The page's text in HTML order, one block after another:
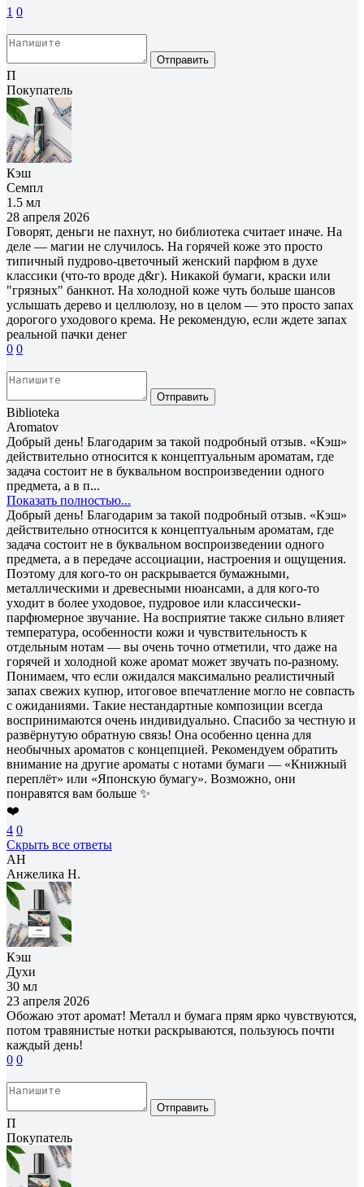
1 0
Отправить
П
Покупатель
Кэш
Семпл
1.5 мл
28 апреля 2026
Говорят, деньги не пахнут, но библиотека считает иначе. На
деле — магии не случилось. На горячей коже это просто
типичный пудрово-цветочный женский парфюм в духе
классики (что-то вроде д&г). Никакой бумаги, краски или
"грязных" банкнот. На холодной коже чуть больше шансов
услышать дерево и целлюлозу, но в целом — это просто запах
дорогого уходового крема. Не рекомендую, если ждете запах
реальной пачки денег
0 0
Отправить
Biblioteka
Aromatov
Добрый день! Благодарим за такой подробный отзыв. «Кэш»
действительно относится к концептуальным ароматам, где
задача состоит не в буквальном воспроизведении одного
предмета, а в п...
Показать полностью...
Добрый день! Благодарим за такой подробный отзыв. «Кэш»
действительно относится к концептуальным ароматам, где
задача состоит не в буквальном воспроизведении одного
предмета, а в передаче ассоциации, настроения и ощущения.
Поэтому для кого-то он раскрывается бумажными,
металлическими и древесными нюансами, а для кого-то
уходит в более уходовое, пудровое или классически-
парфюмерное звучание. На восприятие также сильно влияет
температура, особенности кожи и чувствительность к
отдельным нотам — вы очень точно отметили, что даже на
горячей и холодной коже аромат может звучать по-разному.
Понимаем, что если ожидался максимально реалистичный
запах свежих купюр, итоговое впечатление могло не совпасть
с ожиданиями. Такие нестандартные композиции всегда
воспринимаются очень индивидуально. Спасибо за честную и
развёрнутую обратную связь! Она особенно ценна для
необычных ароматов с концепцией. Рекомендуем обратить
внимание на другие ароматы с нотами бумаги — «Книжный
переплёт» или «Японскую бумагу». Возможно, они
понравятся вам больше ✨
❤️
4 0
Скрыть все ответы
АН
Анжелика Н.
Кэш
Духи
30 мл
23 апреля 2026
Обожаю этот аромат! Металл и бумага прям ярко чувствуются,
потом травянистые нотки раскрываются, пользуюсь почти
каждый день!
0 0
Отправить
П
Покупатель